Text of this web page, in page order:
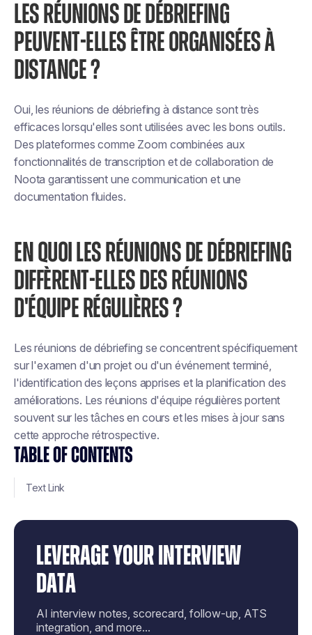
TABLE OF CONTENTS
Text Link
LEVERAGE YOUR INTERVIEW
DATA
AI interview notes, scorecard, follow-up, ATS
integration, and more...
LES RÉUNIONS DE DÉBRIEFING
PEUVENT-ELLES ÊTRE ORGANISÉES À
DISTANCE ?
Oui, les réunions de débriefing à distance sont très
efficaces lorsqu'elles sont utilisées avec les bons outils.
Des plateformes comme Zoom combinées aux
fonctionnalités de transcription et de collaboration de
Noota garantissent une communication et une
documentation fluides.
EN QUOI LES RÉUNIONS DE DÉBRIEFING
DIFFÈRENT-ELLES DES RÉUNIONS
D'ÉQUIPE RÉGULIÈRES ?
Les réunions de débriefing se concentrent spécifiquement
sur l'examen d'un projet ou d'un événement terminé,
l'identification des leçons apprises et la planification des
améliorations. Les réunions d'équipe régulières portent
souvent sur les tâches en cours et les mises à jour sans
cette approche rétrospective.